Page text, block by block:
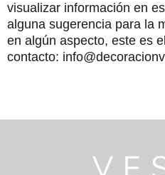
visualizar información en
alguna sugerencia para la
en algún aspecto, este es
contacto: